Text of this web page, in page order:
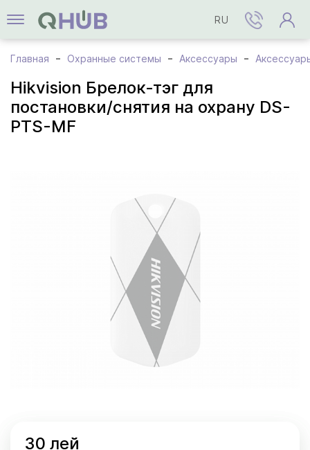
RU
Главная Охранные системы Аксессуары
Hikvision Брелок-тэг для
постановки/снятия на охрану DS-
PTS-MF
30 лей